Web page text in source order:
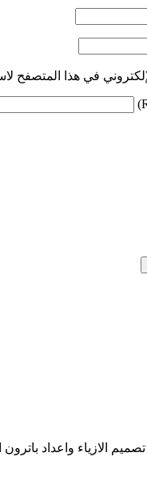
في هذا المتصفح